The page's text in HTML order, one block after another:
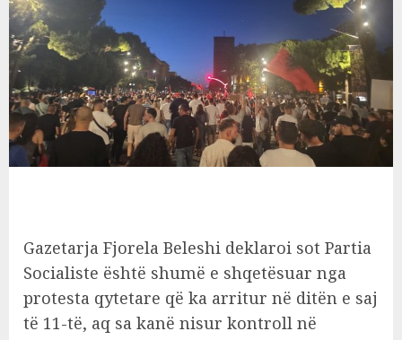
Gazetarja Fjorela Beleshi deklaroi sot Partia
Socialiste është shumë e shqetësuar nga
protesta qytetare që ka arritur në ditën e saj
të 11-të, aq sa kanë nisur kontroll në